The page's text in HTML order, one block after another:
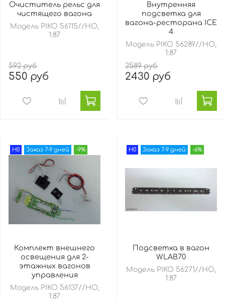
Очиститель рельс для
чистящего вагона
Модель PIKO 56115//HO,
1:87
592 руб
550 руб
Внутренняя
подсветка для
вагона-ресторана ICE
4
Модель PIKO 56289//HO,
1:87
2589 руб
2430 руб
H0 Заказ 7-9 дней -9%
Комплект внешнего
освещения для 2-
этажных вагонов
управления
Модель PIKO 56137//HO,
1:87
H0 Заказ 7-9 дней -6%
Подсветка в вагон
WLAB70
Модель PIKO 56271//HO,
1:87